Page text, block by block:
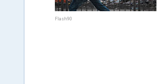
Flash90